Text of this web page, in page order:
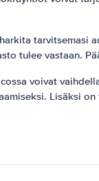
tarvitsemasi
tulee vastaan.
voivat
Lisäksi